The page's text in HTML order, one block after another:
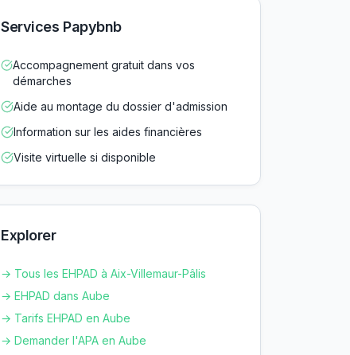
Services Papybnb
Accompagnement gratuit dans vos
démarches
Aide au montage du dossier d'admission
Information sur les aides financières
Visite virtuelle si disponible
Explorer
→ Tous les EHPAD à Aix-Villemaur-Pâlis
→ EHPAD dans Aube
→ Tarifs EHPAD en Aube
→ Demander l'APA en Aube